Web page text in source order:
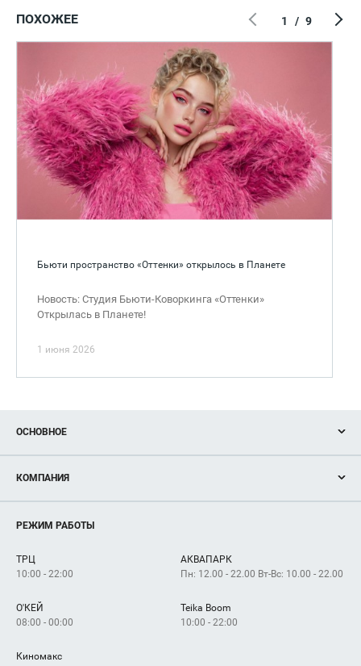
ПОХОЖЕЕ
Бьюти пространство «Оттенки» открылось в Планете
Новость: Студия Бьюти-Коворкинга «Оттенки»
Открылась в Планете!
1 июня 2026
1 / 9
ОСНОВНОЕ
Новости
Магазины
Услуги
КОМПАНИЯ
Рекламодателям
Как добраться
РЕЖИМ РАБОТЫ
ТРЦ
10:00 - 22:00
АКВАПАРК
Пн: 12.00 - 22.00 Вт-Вс: 10.00 - 22.00
О'КЕЙ
08:00 - 00:00
Teika Boom
10:00 - 22:00
Киномакс